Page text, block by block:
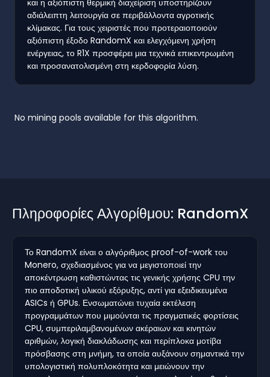
αδιάλειπτη λειτουργία σε περιβάλλοντα αγροτικής
κλίμακας. Για τους χειριστές που προτεραιοποιούν
αξιόπιστη έξοδο RandomX και ελεγχόμενη χρήση
ενέργειας, το R1X προσφέρει μια τεχνικά επικεντρωμένη
και προσανατολισμένη στη κερδοφορία λύση.
No mining pools available for this algorithm.
Πληροφορίες Αλγορίθμου: RandomX
Το RandomX είναι ο αλγόριθμος proof-of-work του
Monero, σχεδιασμένος για να μεγιστοποιεί την
αποκέντρωση καθιστώντας τις γενικής χρήσης CPU την
πιο αποδοτική υλικού εξόρυξης, αντί για εξειδικευμένα
ASICs ή GPUs. Ενσωματώνει τυχαία εκτέλεση
προγραμμάτων που μιμούνται τις πραγματικές φορτίσεις
CPU, συμπεριλαμβανομένων ακέραιων και κινητών
αριθμών, λογική διακλάδωσης και περίπλοκα μοτίβα
πρόσβασης στη μνήμη, τα οποία αυξάνουν σημαντικά την
υπολογιστική πολυπλοκότητα και μειώνουν την